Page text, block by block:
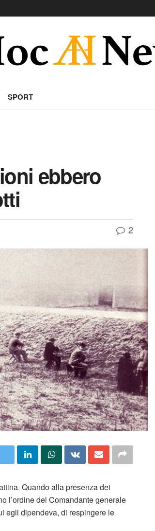
SPORT
ebbero
2
Quando alla presenza dei
l’ordine del Comandante generale
egli dipendeva, di respingere le